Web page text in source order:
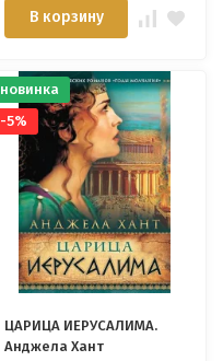
В корзину
новинка
-5%
ЦАРИЦА ИЕРУСАЛИМА.
Анджела Хант